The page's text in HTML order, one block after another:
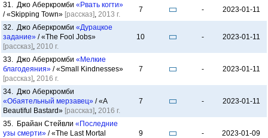
31. Джо Аберкромби «Рвать когти»
/ «Skipping Town» [рассказ], 2013 г.
7 - 2023-01-11
32. Джо Аберкромби «Дурацкое
задание» / «The Fool Jobs»
[рассказ], 2010 г.
10 - 2023-01-11
33. Джо Аберкромби «Мелкие
благодеяния» / «Small Kindnesses»
[рассказ], 2016 г.
7 - 2023-01-11
34. Джо Аберкромби
«Обаятельный мерзавец» / «A
Beautiful Bastard» [рассказ], 2016 г.
7 - 2023-01-11
35. Брайан Стейвли «Последние
узы смерти» / «The Last Mortal
9 - 2023-01-09